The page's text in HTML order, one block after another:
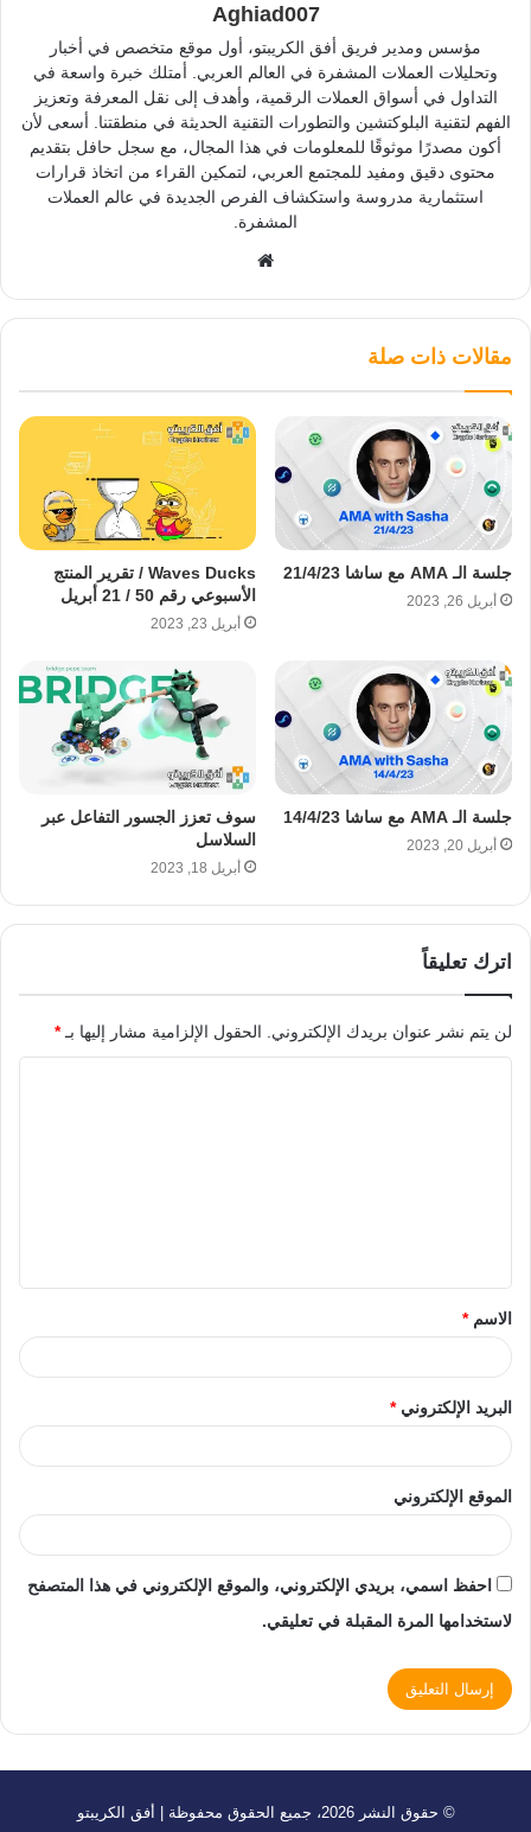
Aghiad007
مؤسس ومدير فريق أفق الكريبتو، أول موقع متخصص في أخبار
وتحليلات العملات المشفرة في العالم العربي. أمتلك خبرة واسعة في
التداول في أسواق العملات الرقمية، وأهدف إلى نقل المعرفة وتعزيز
الفهم لتقنية البلوكتشين والتطورات التقنية الحديثة في منطقتنا. أسعى لأن
أكون مصدرًا موثوقًا للمعلومات في هذا المجال، مع سجل حافل بتقديم
محتوى دقيق ومفيد للمجتمع العربي، لتمكين القراء من اتخاذ قرارات
استثمارية مدروسة واستكشاف الفرص الجديدة في عالم العملات
المشفرة.
مقالات ذات صلة
جلسة الـ AMA مع ساشا 21/4/23
أبريل 26, 2023
Waves Ducks / تقرير المنتج
الأسبوعي رقم 50 / 21 أبريل
أبريل 23, 2023
جلسة الـ AMA مع ساشا 14/4/23
أبريل 20, 2023
سوف تعزز الجسور التفاعل عبر
السلاسل
أبريل 18, 2023
اترك تعليقاً
لن يتم نشر عنوان بريدك الإلكتروني. الحقول الإلزامية مشار إليها بـ*
الاسم*
البريد الإلكتروني*
الموقع الإلكتروني
احفظ اسمي، بريدي الإلكتروني، والموقع الإلكتروني في هذا المتصفح
لاستخدامها المرة المقبلة في تعليقي.
© حقوق النشر 2026، جميع الحقوق محفوظة | أفق الكريبتو